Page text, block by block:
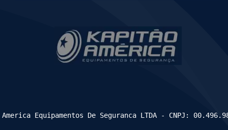
Equipamentos De Seguranca LTDA - CNPJ: